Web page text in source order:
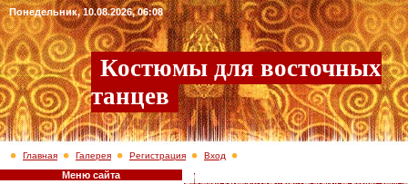
Понедельник, 10.08.2026, 06:08
Костюмы для восточных
танцев
Главная Галерея Регистрация Вход
Меню сайта